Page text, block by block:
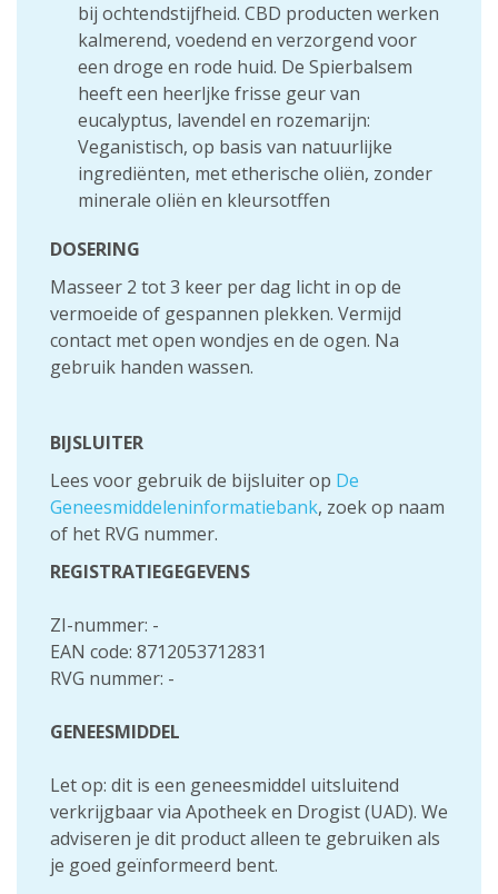
bij ochtendstijfheid. CBD producten werken
kalmerend, voedend en verzorgend voor
een droge en rode huid. De Spierbalsem
heeft een heerljke frisse geur van
eucalyptus, lavendel en rozemarijn:
Veganistisch, op basis van natuurlijke
ingrediënten, met etherische oliën, zonder
minerale oliën en kleursotffen
DOSERING
Masseer 2 tot 3 keer per dag licht in op de
vermoeide of gespannen plekken. Vermijd
contact met open wondjes en de ogen. Na
gebruik handen wassen.
BIJSLUITER
Lees voor gebruik de bijsluiter op De
Geneesmiddeleninformatiebank, zoek op naam
of het RVG nummer.
REGISTRATIEGEGEVENS
ZI-nummer: -
EAN code: 8712053712831
RVG nummer: -
GENEESMIDDEL
Let op: dit is een geneesmiddel uitsluitend
verkrijgbaar via Apotheek en Drogist (UAD). We
adviseren je dit product alleen te gebruiken als
je goed geïnformeerd bent.